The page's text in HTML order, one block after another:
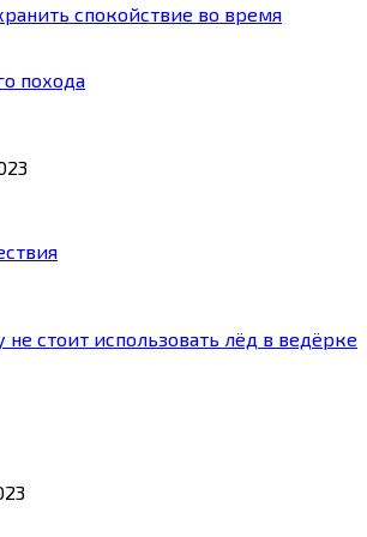
спокойствие во время
похода
не стоит использовать лёд в ведёрке